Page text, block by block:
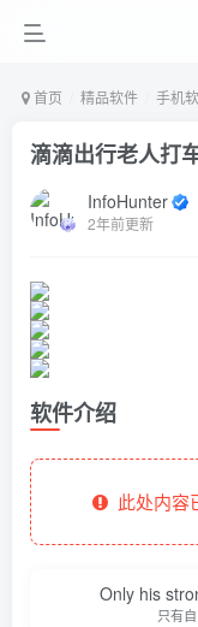
首页 精品软件 手机
滴滴出行老人打
InfoHunter
2年前更新
软件介绍
此处内容
Only his
只有